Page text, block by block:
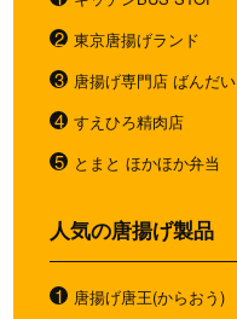
東京唐揚げランド
唐揚げ専門店 ばんだい
すえひろ精肉店
とまと ほかほか弁当
人気の唐揚げ製品
唐揚げ唐王(からおう)